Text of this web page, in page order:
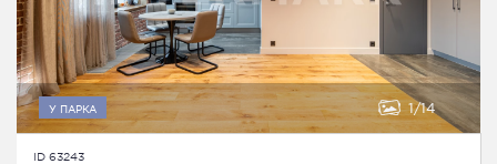
У ПАРКА 1 14
ID 63243